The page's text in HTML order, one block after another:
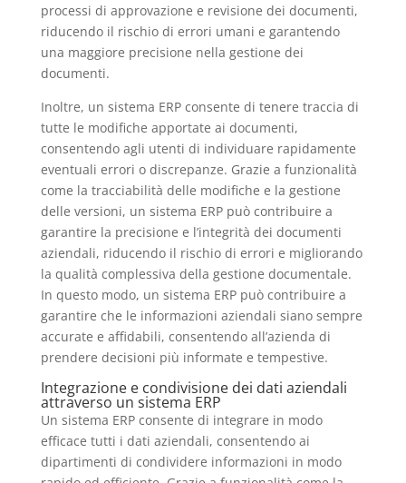
processi di approvazione e revisione dei documenti,
riducendo il rischio di errori umani e garantendo
una maggiore precisione nella gestione dei
documenti.
Inoltre, un sistema ERP consente di tenere traccia di
tutte le modifiche apportate ai documenti,
consentendo agli utenti di individuare rapidamente
eventuali errori o discrepanze. Grazie a funzionalità
come la tracciabilità delle modifiche e la gestione
delle versioni, un sistema ERP può contribuire a
garantire la precisione e l’integrità dei documenti
aziendali, riducendo il rischio di errori e migliorando
la qualità complessiva della gestione documentale.
In questo modo, un sistema ERP può contribuire a
garantire che le informazioni aziendali siano sempre
accurate e affidabili, consentendo all’azienda di
prendere decisioni più informate e tempestive.
Integrazione e condivisione dei dati aziendali
attraverso un sistema ERP
Un sistema ERP consente di integrare in modo
efficace tutti i dati aziendali, consentendo ai
dipartimenti di condividere informazioni in modo